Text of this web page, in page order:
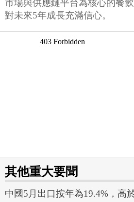
市場與供應鏈平台為核心的餐
對未來5年成長充滿信心。
其他重大要聞
中國5月出口按年為19.4%，高